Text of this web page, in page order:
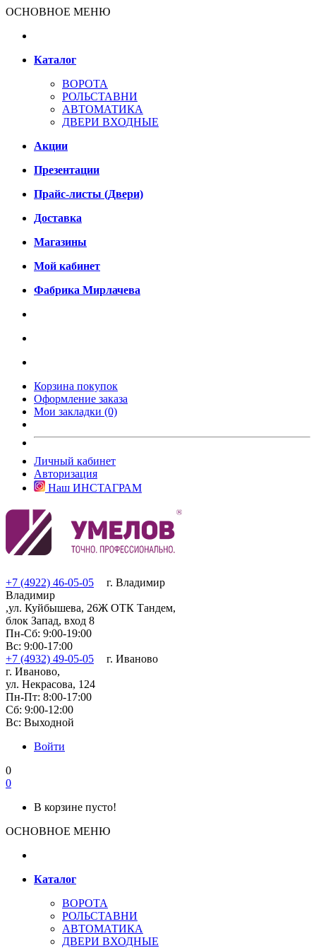
ОСНОВНОЕ МЕНЮ
Каталог
ВОРОТА
РОЛЬСТАВНИ
АВТОМАТИКА
ДВЕРИ ВХОДНЫЕ
Акции
Презентации
Прайс-листы (Двери)
Доставка
Магазины
Мой кабинет
Фабрика Мирлачева
Корзина покупок
Оформление заказа
Мои закладки (0)
Личный кабинет
Авторизация
Наш ИНСТАГРАМ
+7 (4922) 46-05-05
г. Владимир
Владимир
,ул. Куйбышева, 26Ж ОТК Тандем,
блок Запад, вход 8
Пн-Сб: 9:00-19:00
Вс: 9:00-17:00
+7 (4932) 49-05-05
г. Иваново
г. Иваново,
ул. Некрасова, 124
Пн-Пт: 8:00-17:00
Сб: 9:00-12:00
Вс: Выходной
Войти
0
0
В корзине пусто!
ОСНОВНОЕ МЕНЮ
Каталог
ВОРОТА
РОЛЬСТАВНИ
АВТОМАТИКА
ДВЕРИ ВХОДНЫЕ